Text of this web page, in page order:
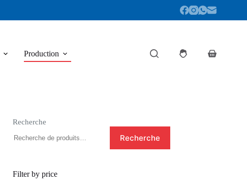
Production
Panier
Recherche
Recherche
Filter by price